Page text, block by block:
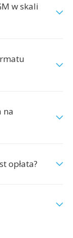
w skali
na
opłata?